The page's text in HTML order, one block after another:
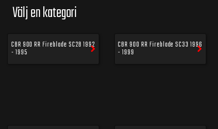
Välj en kategori
CBR 900 RR Fireblade SC28 1992
- 1995
CBR 900 RR Fireblade SC33 1996
- 1999